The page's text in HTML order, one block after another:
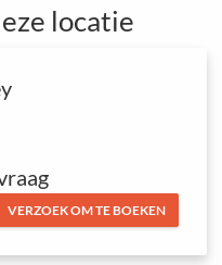
locatie
VERZOEK OM TE BOEKEN